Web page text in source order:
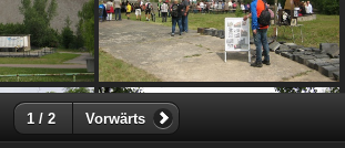
1 / 2 Vorwärts